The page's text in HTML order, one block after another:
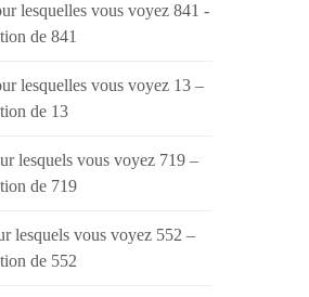
lesquelles vous voyez 841 -
de 841
lesquelles vous voyez 13 –
de 13
lesquels vous voyez 719 –
de 719
lesquels vous voyez 552 –
de 552